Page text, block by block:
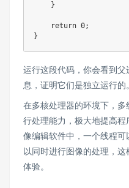
}
return 0;
}
运行这段代码，你会看到
息，证明它们是独立运行的。
在多核处理器的环境下，
行处理能力，极大地提高
像编辑软件中，一个线程
以同时进行图像的处理，
体验。